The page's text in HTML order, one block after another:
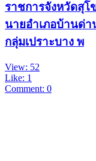
ราชการจังหวัดสุ
นายอำเภอบ้านด่า
กลุ่มเปราะบาง พ
View: 52
Like: 1
Comment: 0